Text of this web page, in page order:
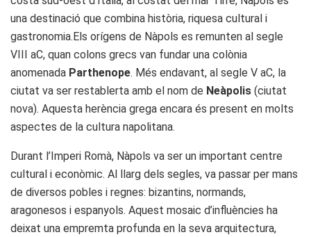
una destinació que combina història, riquesa cultural i
gastronomia.Els orígens de Nàpols es remunten al segle
VIII aC, quan colons grecs van fundar una colònia
anomenada Parthenope. Més endavant, al segle V aC, la
ciutat va ser restablerta amb el nom de Neàpolis (ciutat
nova). Aquesta herència grega encara és present en molts
aspectes de la cultura napolitana.
Durant l’Imperi Romà, Nàpols va ser un important centre
cultural i econòmic. Al llarg dels segles, va passar per mans
de diversos pobles i regnes: bizantins, normands,
aragonesos i espanyols. Aquest mosaic d’influències ha
deixat una empremta profunda en la seva arquitectura,